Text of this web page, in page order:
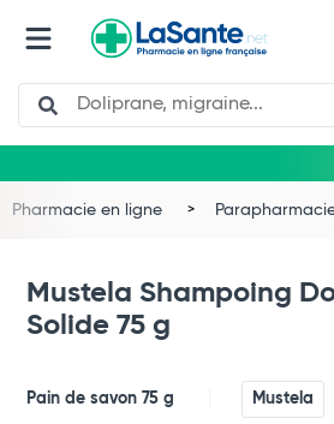
Search
Pharmacie en ligne
Mustela Shampoing
Solide 75 g
Pain de savon 75 g Mustela